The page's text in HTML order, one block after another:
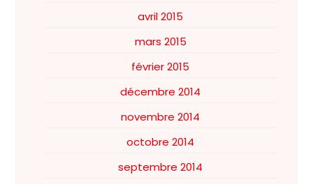
avril 2015
mars 2015
février 2015
décembre 2014
novembre 2014
octobre 2014
septembre 2014